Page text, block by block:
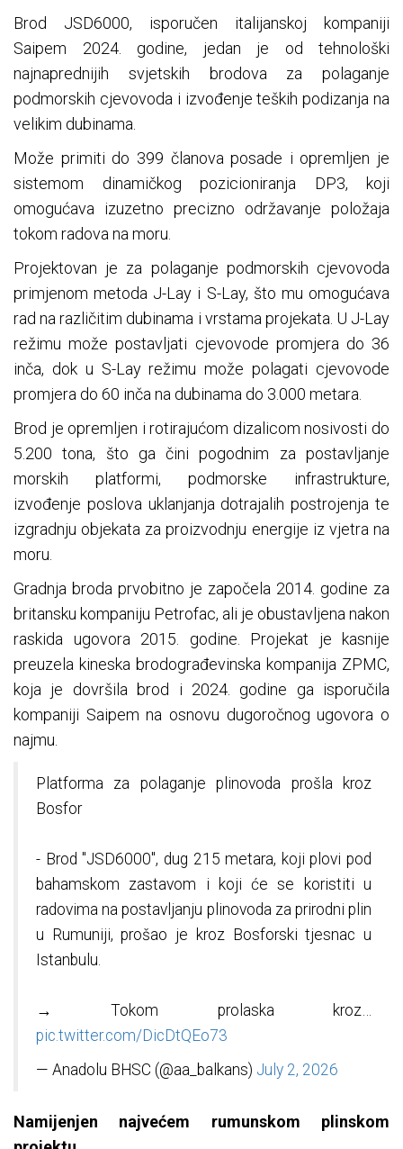
Brod JSD6000, isporučen italijanskoj kompaniji
Saipem 2024. godine, jedan je od tehnološki
najnaprednijih svjetskih brodova za polaganje
podmorskih cjevovoda i izvođenje teških podizanja na
velikim dubinama.
Može primiti do 399 članova posade i opremljen je
sistemom dinamičkog pozicioniranja DP3, koji
omogućava izuzetno precizno održavanje položaja
tokom radova na moru.
Projektovan je za polaganje podmorskih cjevovoda
primjenom metoda J-Lay i S-Lay, što mu omogućava
rad na različitim dubinama i vrstama projekata. U J-Lay
režimu može postavljati cjevovode promjera do 36
inča, dok u S-Lay režimu može polagati cjevovode
promjera do 60 inča na dubinama do 3.000 metara.
Brod je opremljen i rotirajućom dizalicom nosivosti do
5.200 tona, što ga čini pogodnim za postavljanje
morskih platformi, podmorske infrastrukture,
izvođenje poslova uklanjanja dotrajalih postrojenja te
izgradnju objekata za proizvodnju energije iz vjetra na
moru.
Gradnja broda prvobitno je započela 2014. godine za
britansku kompaniju Petrofac, ali je obustavljena nakon
raskida ugovora 2015. godine. Projekat je kasnije
preuzela kineska brodograđevinska kompanija ZPMC,
koja je dovršila brod i 2024. godine ga isporučila
kompaniji Saipem na osnovu dugoročnog ugovora o
najmu.
Platforma za polaganje plinovoda prošla kroz
Bosfor
- Brod "JSD6000", dug 215 metara, koji plovi pod
bahamskom zastavom i koji će se koristiti u
radovima na postavljanju plinovoda za prirodni plin
u Rumuniji, prošao je kroz Bosforski tjesnac u
Istanbulu.
→ Tokom prolaska kroz…
pic.twitter.com/DicDtQEo73
— Anadolu BHSC (@aa_balkans) July 2, 2026
Namijenjen najvećem rumunskom plinskom